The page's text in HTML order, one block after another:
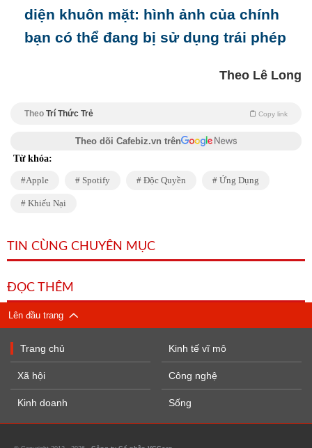
diện khuôn mặt: hình ảnh của chính
bạn có thể đang bị sử dụng trái phép
Theo Lê Long
Theo Trí Thức Trẻ Copy link
Theo dõi Cafebiz.vn trên
Từ khóa:
Apple Spotify Độc Quyền Ứng Dụng
Khiếu Nại
TIN CÙNG CHUYÊN MỤC
ĐỌC THÊM
Lên đầu trang
Trang chủ
Xã hội
Kinh doanh
Kinh tế vĩ mô
Công nghệ
Sống